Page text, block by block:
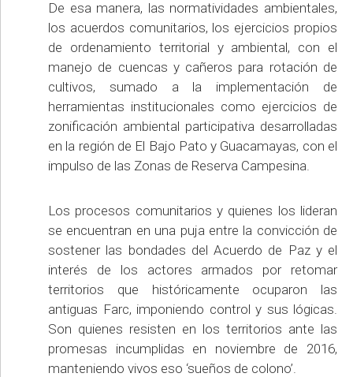
De esa manera, las normatividades ambientales,
los acuerdos comunitarios, los ejercicios propios
de ordenamiento territorial y ambiental, con el
manejo de cuencas y cañeros para rotación de
cultivos, sumado a la implementación de
herramientas institucionales como ejercicios de
zonificación ambiental participativa desarrolladas
en la región de El Bajo Pato y Guacamayas, con el
impulso de las Zonas de Reserva Campesina.
Los procesos comunitarios y quienes los lideran
se encuentran en una puja entre la convicción de
sostener las bondades del Acuerdo de Paz y el
interés de los actores armados por retomar
territorios que históricamente ocuparon las
antiguas Farc, imponiendo control y sus lógicas.
Son quienes resisten en los territorios ante las
promesas incumplidas en noviembre de 2016,
manteniendo vivos eso ‘sueños de colono’.